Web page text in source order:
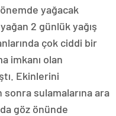
yağacak
2 günlük yağış
çok ciddi bir
imkanı olan
Ekinlerini
sonra sulamalarına ara
göz önünde